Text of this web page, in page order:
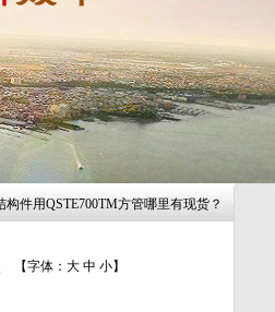
构件用QSTE700TM方管哪里有现货？
【字体： 大 中 小】